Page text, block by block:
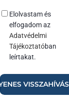
Consent
Elolvastam és
elfogadom az
Adatvédelmi
Tájékoztatóban
leírtakat.